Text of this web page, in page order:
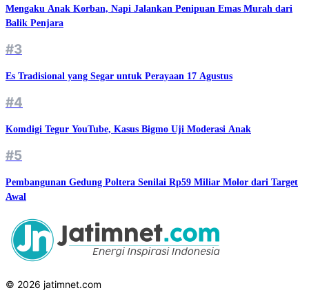
Mengaku Anak Korban, Napi Jalankan Penipuan Emas Murah dari
Balik Penjara
#3
Es Tradisional yang Segar untuk Perayaan 17 Agustus
#4
Komdigi Tegur YouTube, Kasus Bigmo Uji Moderasi Anak
#5
Pembangunan Gedung Poltera Senilai Rp59 Miliar Molor dari Target
Awal
© 2026 jatimnet.com